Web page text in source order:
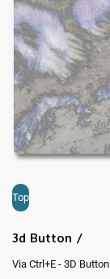
Top
3d Button /
Via Ctrl+E - 3D Button